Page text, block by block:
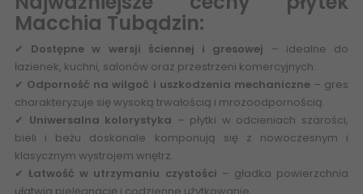
Macchia Tubądzin:
✔ Dostępne w wersji ściennej i gresowej – idealne do
łazienek, kuchni, salonów oraz przestrzeni komercyjnych.
✔ Odporność na wilgoć i uszkodzenia mechaniczne– gres
charakteryzuje się wysoką trwałością i mrozoodpornością.
✔ Uniwersalna kolorystyka – płytki w odcieniach szarości,
bieli i beżu doskonale komponują się z nowoczesnym i
klasycznym wystrojem wnętrz.
✔Łatwość w utrzymaniu czystości – gładka powierzchnia